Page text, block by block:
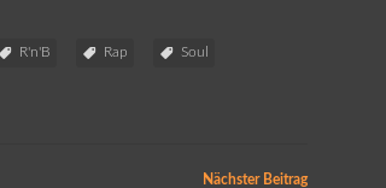
R'n'B Rap Soul
Nächster Beitrag